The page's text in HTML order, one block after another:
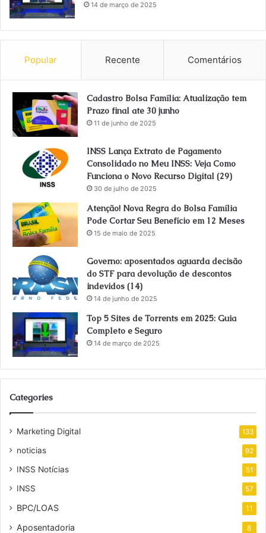
14 de março de 2025
Popular Recente Comentários
Cadastro Bolsa Família: Atualização tem
Prazo final ate 30 junho
11 de junho de 2025
INSS Lança Extrato de Pagamento
Consolidado no Meu INSS: Veja Como
Funciona o Novo Recurso Digital (29)
30 de julho de 2025
Atenção! Nova Regra do Bolsa Família
Pode Cortar Seu Benefício em 12 Meses
15 de maio de 2025
Governo: aposentados aguarda decisão
do STF para devolução de descontos
indevidos (14)
14 de junho de 2025
Top 5 Sites de Torrents em 2025: Guia
Completo e Seguro
14 de março de 2025
Categories
Marketing Digital 133
noticias 92
INSS Notícias 51
INSS 57
BPC/LOAS 11
Aposentadoria 8